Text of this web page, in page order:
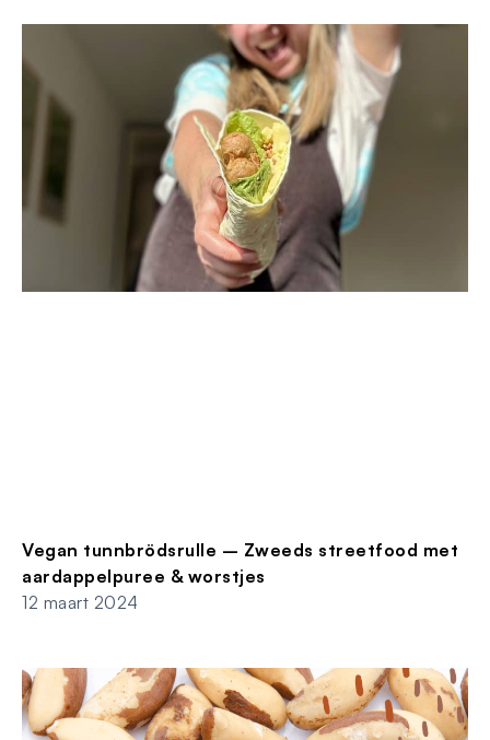
Vegan tunnbrödsrulle – Zweeds streetfood met
aardappelpuree & worstjes
12 maart 2024